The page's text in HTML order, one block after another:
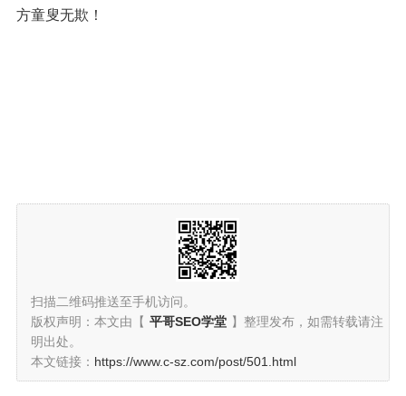
方童叟无欺！
扫描二维码推送至手机访问。
版权声明：本文由【 平哥SEO学堂 】整理发布，如需转载请注
明出处。
本文链接： https://www.c-sz.com/post/501.html